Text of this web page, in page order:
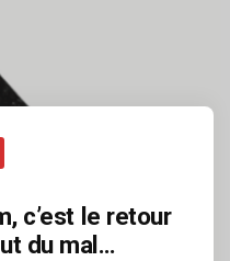
c’est le retour
du mal…